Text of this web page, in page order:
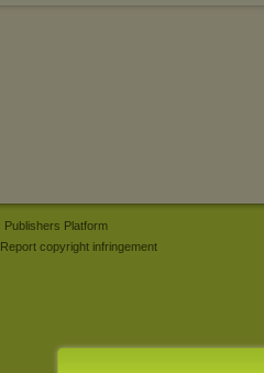
Publishers Platform
Report copyright infringement